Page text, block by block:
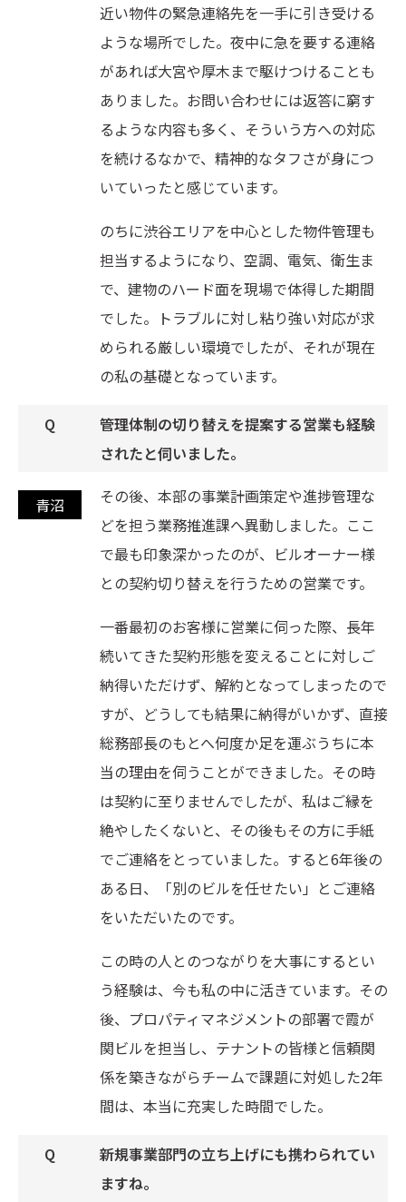
近い物件の緊急連絡先を一手に引き受ける
ような場所でした。夜中に急を要する連絡
があれば大宮や厚木まで駆けつけることも
ありました。お問い合わせには返答に窮す
るような内容も多く、そういう方への対応
を続けるなかで、精神的なタフさが身につ
いていったと感じています。
のちに渋谷エリアを中心とした物件管理も
担当するようになり、空調、電気、衛生ま
で、建物のハード面を現場で体得した期間
でした。トラブルに対し粘り強い対応が求
められる厳しい環境でしたが、それが現在
の私の基礎となっています。
管理体制の切り替えを提案する営業も経験
されたと伺いました。
その後、本部の事業計画策定や進捗管理な
どを担う業務推進課へ異動しました。ここ
で最も印象深かったのが、ビルオーナー様
との契約切り替えを行うための営業です。
一番最初のお客様に営業に伺った際、長年
続いてきた契約形態を変えることに対しご
納得いただけず、解約となってしまったので
すが、どうしても結果に納得がいかず、直接
総務部長のもとへ何度か足を運ぶうちに本
当の理由を伺うことができました。その時
は契約に至りませんでしたが、私はご縁を
絶やしたくないと、その後もその方に手紙
でご連絡をとっていました。すると6年後の
ある日、「別のビルを任せたい」とご連絡
をいただいたのです。
この時の人とのつながりを大事にするとい
う経験は、今も私の中に活きています。その
後、プロパティマネジメントの部署で霞が
関ビルを担当し、テナントの皆様と信頼関
係を築きながらチームで課題に対処した2年
間は、本当に充実した時間でした。
新規事業部門の立ち上げにも携わられてい
ますね。